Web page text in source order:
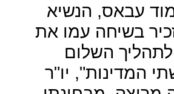
עבאס, הנשיא
בשיחה עמו את
לתהליך השלום
המדינות", יו"ר